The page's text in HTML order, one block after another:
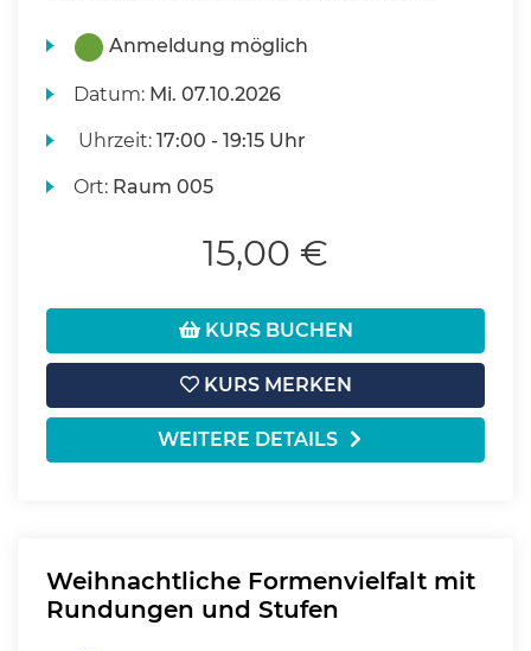
Anmeldung möglich
Datum: Mi. 07.10.2026
Uhrzeit:17:00 - 19:15 Uhr
Ort: Raum 005
15,00 €
KURS BUCHEN
KURS MERKEN
WEITERE DETAILS
Weihnachtliche Formenvielfalt mit
Rundungen und Stufen